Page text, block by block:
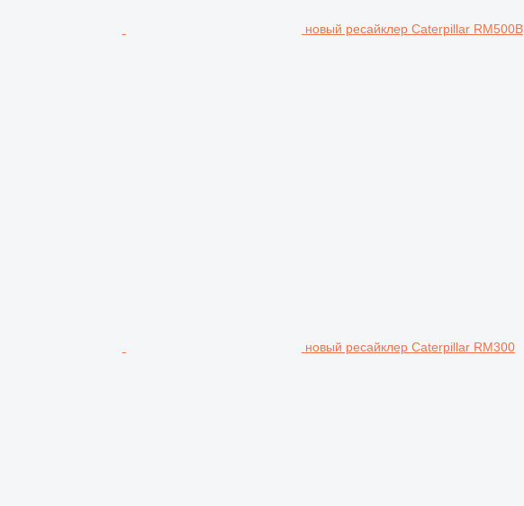
новый ресайклер Caterpillar RM500B
новый ресайклер Caterpillar RM300